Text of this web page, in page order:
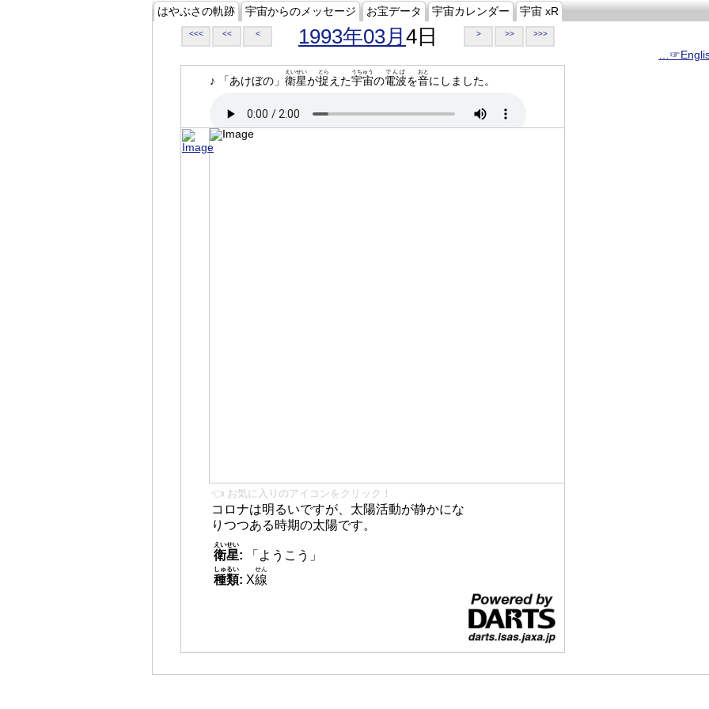
はやぶさの軌跡 宇宙からのメッセージ お宝データ 宇宙カレンダー 宇宙 xR
<<< << < 1993年03月 4日 > >> >>>
♪ 「あけぼの」 衛星
えいせい
が捉
とら
えた宇宙
うちゅう
の電波
でんぱ
を音
おと
にしました。
👈 お気に入りのアイコンをクリック！
コロナは明るいですが、太陽活動が静かにな
りつつある時期の太陽です。
衛星
えいせい
:
「ようこう」
種類
しゅるい
: X線
せん